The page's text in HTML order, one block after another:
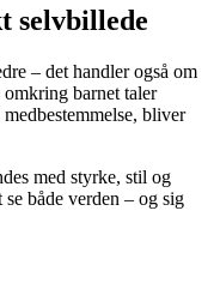
selvbillede
– det handler også om
omkring barnet taler
bliver
med styrke, stil og
både verden – og sig